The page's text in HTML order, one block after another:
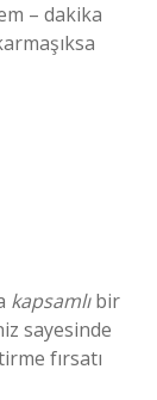
– dakika
kapsamlıbir
sayesinde
fırsatı